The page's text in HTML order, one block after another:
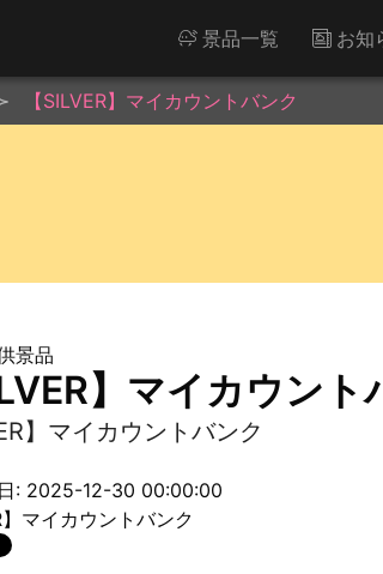
景品一覧 お知
【SILVER】マイカウントバンク
景品
】マイカウント
】マイカウントバンク
: 2025-12-30 00:00:00
】マイカウントバンク